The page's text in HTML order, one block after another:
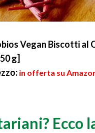
Vegan Biscotti al
g]
in offerta su
Ecco